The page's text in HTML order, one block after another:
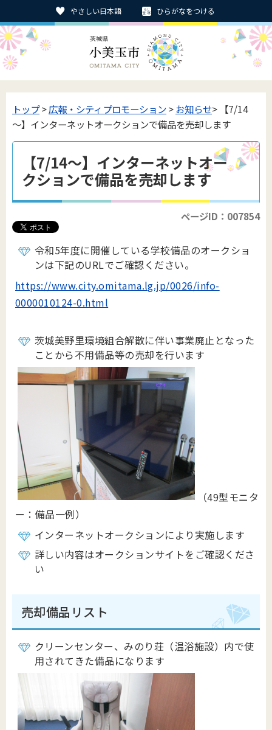
やさしい日本語 ひらがなをつける
トップ>広報・シティプロモーション>お知らせ> 【7/14
～】インターネットオークションで備品を売却します
【7/14～】インターネットオー
クションで備品を売却します
ページID：007854
令和5年度に開催している学校備品のオークショ
ンは下記のURLでご確認ください。
https://www.city.omitama.lg.jp/0026/info-
0000010124-0.html
茨城美野里環境組合解散に伴い事業廃止となった
ことから不用備品等の売却を行います
（49型モニタ
ー：備品一例）
インターネットオークションにより実施します
詳しい内容はオークションサイトをご確認くださ
い
売却備品リスト
クリーンセンター、みのり荘（温浴施設）内で使
用されてきた備品になります